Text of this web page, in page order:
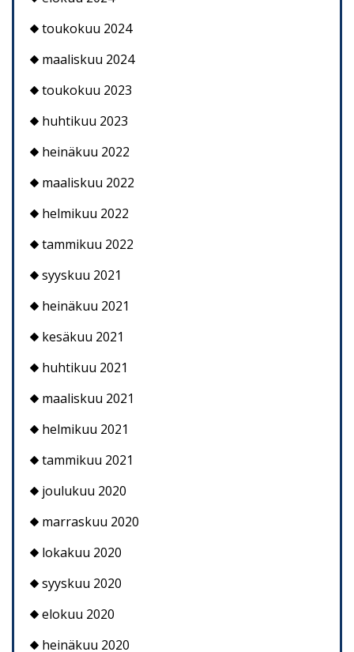
toukokuu 2024
maaliskuu 2024
toukokuu 2023
huhtikuu 2023
heinäkuu 2022
maaliskuu 2022
helmikuu 2022
tammikuu 2022
syyskuu 2021
heinäkuu 2021
kesäkuu 2021
huhtikuu 2021
maaliskuu 2021
helmikuu 2021
tammikuu 2021
joulukuu 2020
marraskuu 2020
lokakuu 2020
syyskuu 2020
elokuu 2020
heinäkuu 2020